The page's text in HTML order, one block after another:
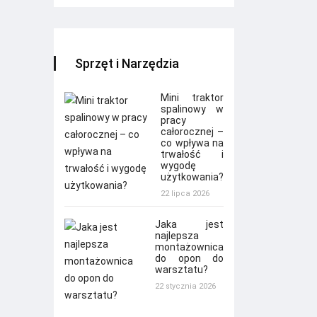
Sprzęt i Narzędzia
Mini traktor
spalinowy w
pracy
całorocznej –
co wpływa na
trwałość i
wygodę
użytkowania?
22 lipca 2026
Jaka jest
najlepsza
montażownica
do opon do
warsztatu?
22 stycznia 2026